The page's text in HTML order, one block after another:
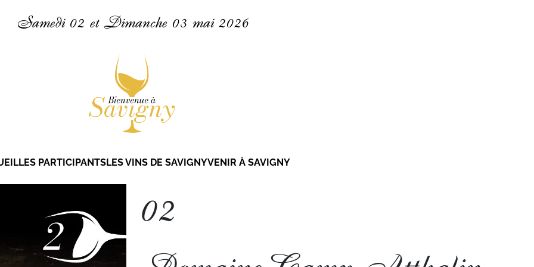
Samedi 02 et Dimanche 03 mai 2026
LES PARTICIPANTSLES VINS DE SAVIGNYVENIR À SAVIGNY
02